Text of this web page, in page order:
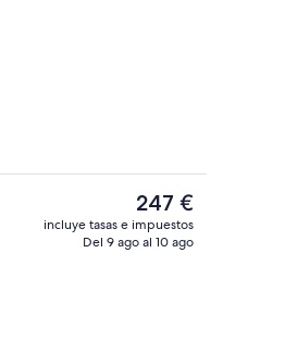
Actividades para menores
El
precio
actual
247 €
incluye tasas e impuestos
Del 9 ago al 10 ago